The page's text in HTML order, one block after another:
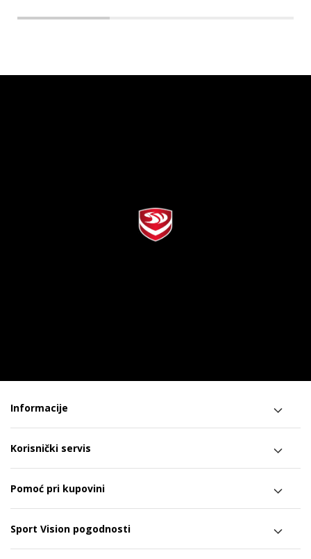
Informacije
Korisnički servis
Pomoć pri kupovini
Sport Vision pogodnosti